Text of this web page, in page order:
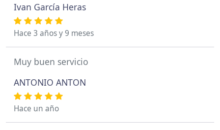
Ivan García Heras
Hace 3 años y 9 meses
Muy buen servicio
ANTONIO ANTON
Hace un año